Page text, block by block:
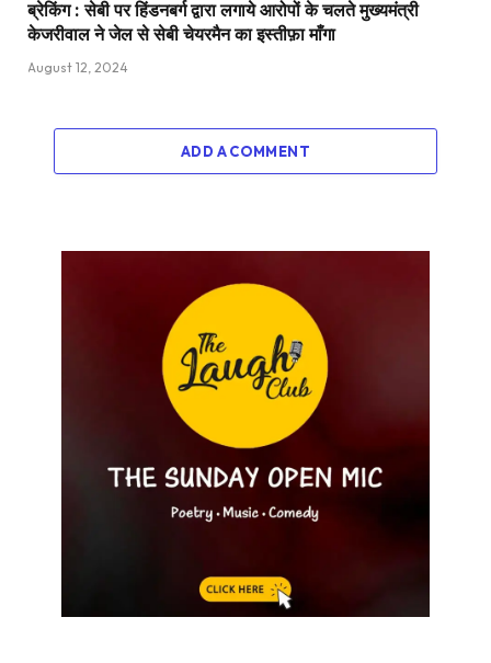
ब्रेकिंग : सेबी पर हिंडनबर्ग द्वारा लगाये आरोपों के चलते मुख्यमंत्री
केजरीवाल ने जेल से सेबी चेयरमैन का इस्तीफ़ा माँगा
August 12, 2024
ADD A COMMENT